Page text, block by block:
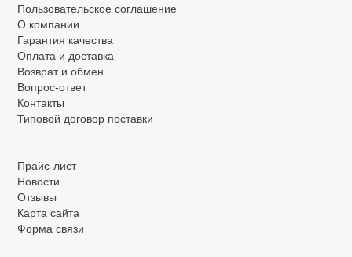
Пользовательское соглашение
О компании
Гарантия качества
Оплата и доставка
Возврат и обмен
Вопрос-ответ
Контакты
Типовой договор поставки
Прайс-лист
Новости
Отзывы
Карта сайта
Форма связи